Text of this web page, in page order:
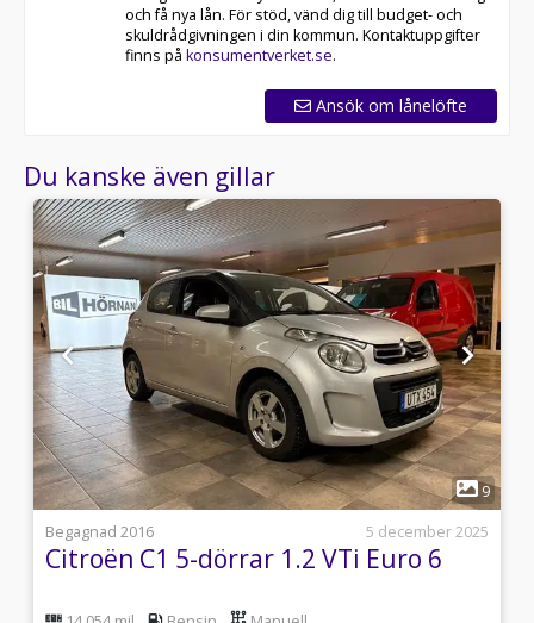
och få nya lån. För stöd, vänd dig till budget- och
skuldrådgivningen i din kommun. Kontaktuppgifter
finns på konsumentverket.se.
Ansök om lånelöfte
Du kanske även gillar
1
9
Begagnad 2016
5 december 2025
Citroën C1 5-dörrar 1.2 VTi Euro 6